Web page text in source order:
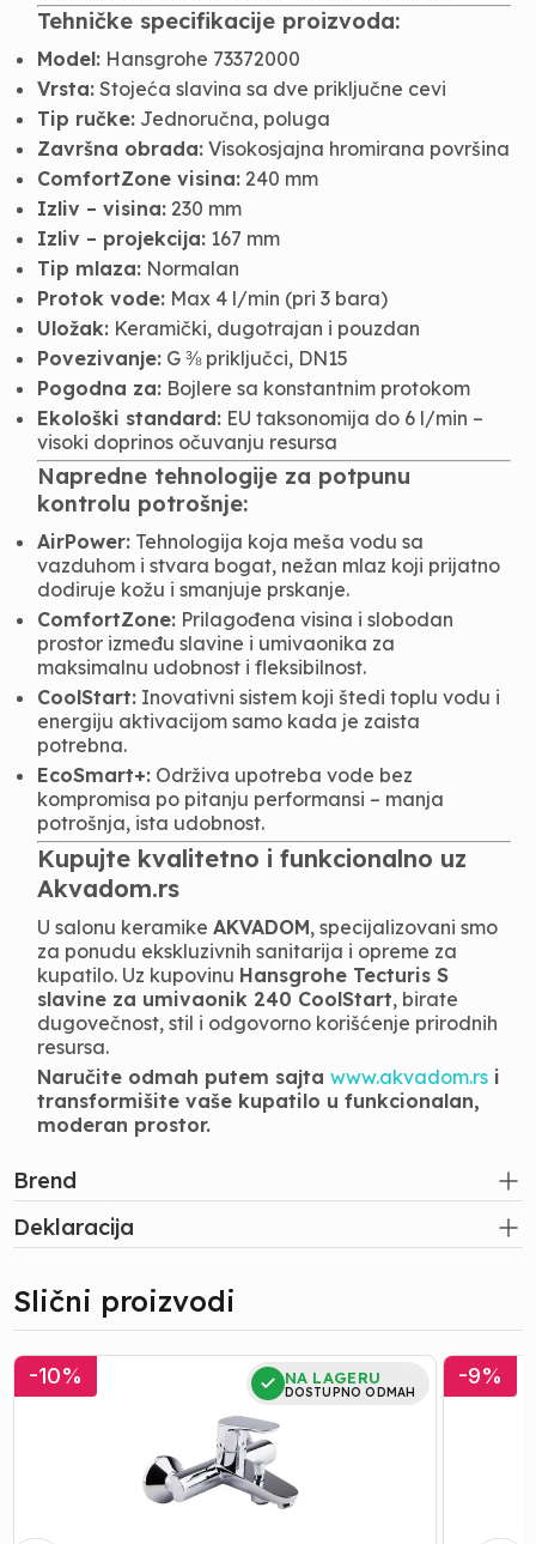
Tehničke specifikacije proizvoda:
Model: Hansgrohe 73372000
Vrsta: Stojeća slavina sa dve priključne cevi
Tip ručke: Jednoručna, poluga
Završna obrada: Visokosjajna hromirana površina
ComfortZone visina: 240 mm
Izliv – visina: 230 mm
Izliv – projekcija: 167 mm
Tip mlaza: Normalan
Protok vode: Max 4 l/min (pri 3 bara)
Uložak: Keramički, dugotrajan i pouzdan
Povezivanje: G ⅜ priključci, DN15
Pogodna za: Bojlere sa konstantnim protokom
Ekološki standard: EU taksonomija do 6 l/min –
visoki doprinos očuvanju resursa
Napredne tehnologije za potpunu
kontrolu potrošnje:
AirPower: Tehnologija koja meša vodu sa
vazduhom i stvara bogat, nežan mlaz koji prijatno
dodiruje kožu i smanjuje prskanje.
ComfortZone: Prilagođena visina i slobodan
prostor između slavine i umivaonika za
maksimalnu udobnost i fleksibilnost.
CoolStart: Inovativni sistem koji štedi toplu vodu i
energiju aktivacijom samo kada je zaista
potrebna.
EcoSmart+: Održiva upotreba vode bez
kompromisa po pitanju performansi – manja
potrošnja, ista udobnost.
Kupujte kvalitetno i funkcionalno uz
Akvadom.rs
U salonu keramikeAKVADOM, specijalizovani smo
za ponudu ekskluzivnih sanitarija i opreme za
kupatilo. Uz kupovinu Hansgrohe Tecturis S
slavine za umivaonik 240 CoolStart, birate
dugovečnost, stil i odgovorno korišćenje prirodnih
resursa.
Naručite odmah putem sajtawww.akvadom.rs i
transformišite vaše kupatilo u funkcionalan,
moderan prostor.
Brend
Deklaracija
Slični proizvodi
Baterija
za
31940000
-10% NA LAGERU
DOSTUPNO ODMAH
Baterija
za
-9%